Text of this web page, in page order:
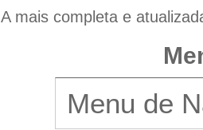
A mais completa e